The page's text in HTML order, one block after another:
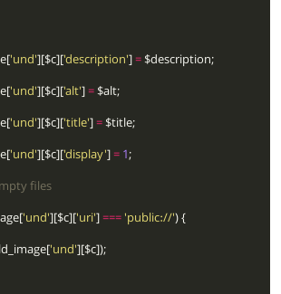
'und'][$c]['description'] =
$description;
'und'][$c]['alt'] =
$alt;
'und'][$c]['title'] =
$title;
'und'][$c]['display'] =1 ;
//remove empty files
'und'][$c]['uri'] ==='public://' ) {
'und'
][$c]);